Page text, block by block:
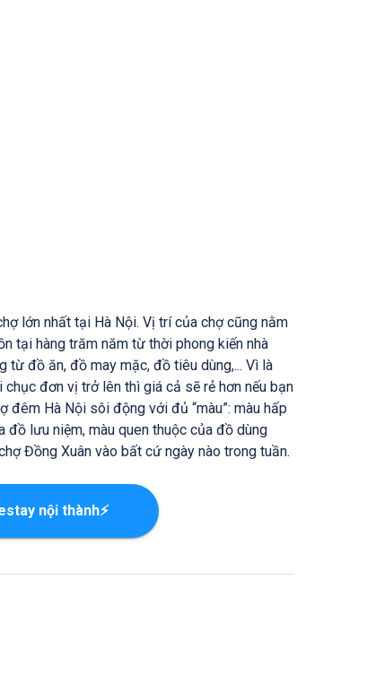
lớn nhất tại Hà Nội. Vị trí của chợ cũng nằm
tại hàng trăm năm từ thời phong kiến nhà
từ đồ ăn, đồ may mặc, đồ tiêu dùng,... Vì là
đơn vị trở lên thì giá cả sẽ rẻ hơn nếu bạn
đêm Hà Nội sôi động với đủ “màu”: màu hấp
lưu niệm, màu quen thuộc của đồ dùng
Đồng Xuân vào bất cứ ngày nào trong tuần.
nội thành⚡